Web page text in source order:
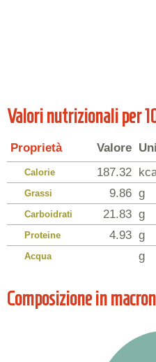
Valori nutrizionali per
Proprietà Valore
Calorie 187.32
Grassi 9.86 g
Carboidrati 21.83 g
Proteine 4.93 g
Acqua g
Composizione in